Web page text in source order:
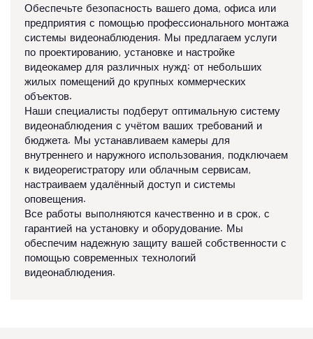
Обеспечьте безопасность вашего дома, офиса или
предприятия с помощью профессионального монтажа
системы видеонаблюдения. Мы предлагаем услуги
по проектированию, установке и настройке
видеокамер для различных нужд: от небольших
жилых помещений до крупных коммерческих
объектов.
Наши специалисты подберут оптимальную систему
видеонаблюдения с учётом ваших требований и
бюджета. Мы устанавливаем камеры для
внутреннего и наружного использования, подключаем
к видеорегистратору или облачным сервисам,
настраиваем удалённый доступ и системы
оповещения.
Все работы выполняются качественно и в срок, с
гарантией на установку и оборудование. Мы
обеспечим надежную защиту вашей собственности с
помощью современных технологий
видеонаблюдения.